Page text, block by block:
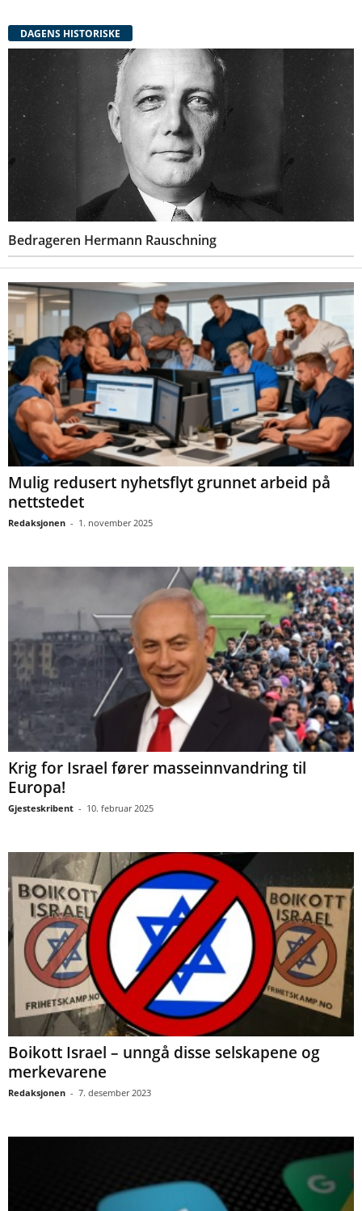
DAGENS HISTORISKE
Bedrageren Hermann Rauschning
Mulig redusert nyhetsflyt grunnet arbeid på
nettstedet
Redaksjonen - 1. november 2025
Krig for Israel fører masseinnvandring til
Europa!
Gjesteskribent - 10. februar 2025
Boikott Israel – unngå disse selskapene og
merkevarene
Redaksjonen - 7. desember 2023